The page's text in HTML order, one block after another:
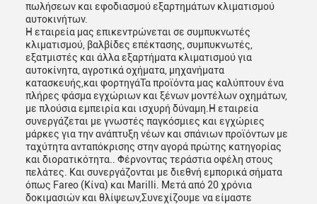
πωλήσεων και εφοδιασμού εξαρτημάτων κλιματισμού
αυτοκινήτων.
Η εταιρεία μας επικεντρώνεται σε συμπυκνωτές
κλιματισμού, βαλβίδες επέκτασης, συμπυκνωτές,
εξατμιστές και άλλα εξαρτήματα κλιματισμού για
αυτοκίνητα, αγροτικά οχήματα, μηχανήματα
κατασκευής,και φορτηγάΤα προϊόντα μας καλύπτουν ένα
πλήρες φάσμα εγχώριων και ξένων μοντέλων οχημάτων,
με πλούσια εμπειρία και ισχυρή δύναμη.Η εταιρεία
συνεργάζεται με γνωστές παγκόσμιες και εγχώριες
μάρκες για την ανάπτυξη νέων και σπάνιων προϊόντων με
ταχύτητα ανταπόκρισης στην αγορά πρώτης κατηγορίας
και διορατικότητα.. Φέρνοντας τεράστια οφέλη στους
πελάτες. Και συνεργάζονται με διεθνή εμπορικά σήματα
όπως Fareo (Κίνα) και Marilli. Μετά από 20 χρόνια
δοκιμασιών και θλίψεων,Συνεχίζουμε να είμαστε